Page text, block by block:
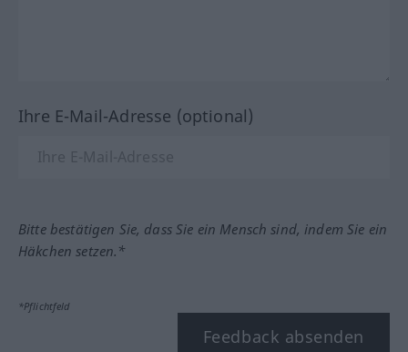
Ihre E-Mail-Adresse (optional)
Bitte bestätigen Sie, dass Sie ein Mensch sind, indem Sie ein
Häkchen setzen.*
*Pflichtfeld
Feedback absenden